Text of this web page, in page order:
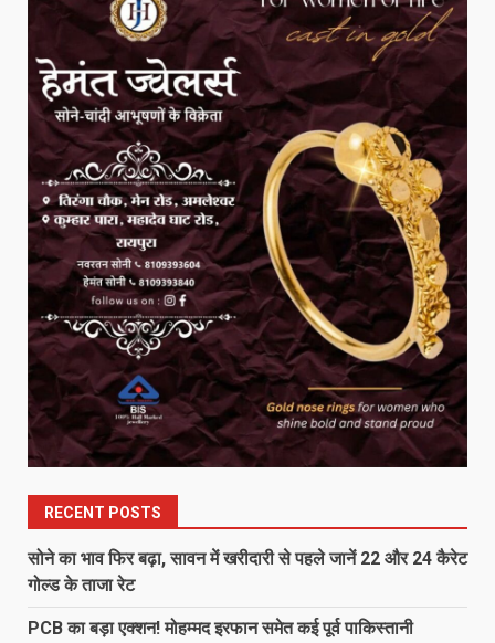
RECENT POSTS
सोने का भाव फिर बढ़ा, सावन में खरीदारी से पहले जानें 22 और 24 कैरेट
गोल्ड के ताजा रेट
PCB का बड़ा एक्शन! मोहम्मद इरफान समेत कई पूर्व पाकिस्तानी